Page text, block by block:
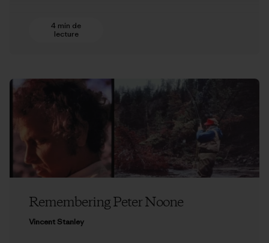
4 min de
lecture
Remembering Peter Noone
Vincent Stanley